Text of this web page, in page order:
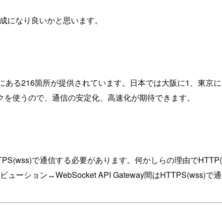
なり良いかと思います。
る216箇所が提供されています。日本では大阪に1、東京
使うので、通信の安定化、高速化が期待できます。
で通信する必要があります。何かしらの理由で
ューション↔WebSocket API Gateway間はHTTPS(wss)で